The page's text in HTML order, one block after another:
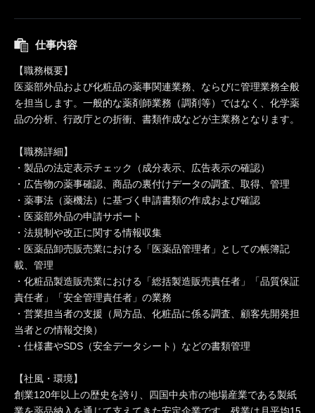
仕事内容
【職務概要】
医薬部外品および化粧品の薬事関連業務、ならびに管理業務全般
を担当します。一般的な薬剤師業務（調剤等）ではなく、化学薬
品の分析、行政庁との折衝、書類作成などが主業務となります。
【職務詳細】
・製品の法定表示チェック（成分表示、広告表示の確認）
・広告物の薬事確認、商品の裏付けデータの調査、取得、管理
・薬事法（薬機法）に基づく申請書類の作成および確認
・医薬部外品の申請サポート
・法規制や改正に関する情報収集
・医薬品卸売販売業における「医薬品管理者」としての帳簿記
載、管理
・化粧品製造販売業における「総括製造販売責任者」「品質保証
責任者」「安全管理責任者」の業務
・営業担当者の支援（局方品、化粧品に係る調査、顧客先開発担
当者との情報交換）
・仕様書やSDS（安全データシート）などの書類管理
【社風・環境】
創業120年以上の歴史を誇り、四国中央市の地場産業である製紙